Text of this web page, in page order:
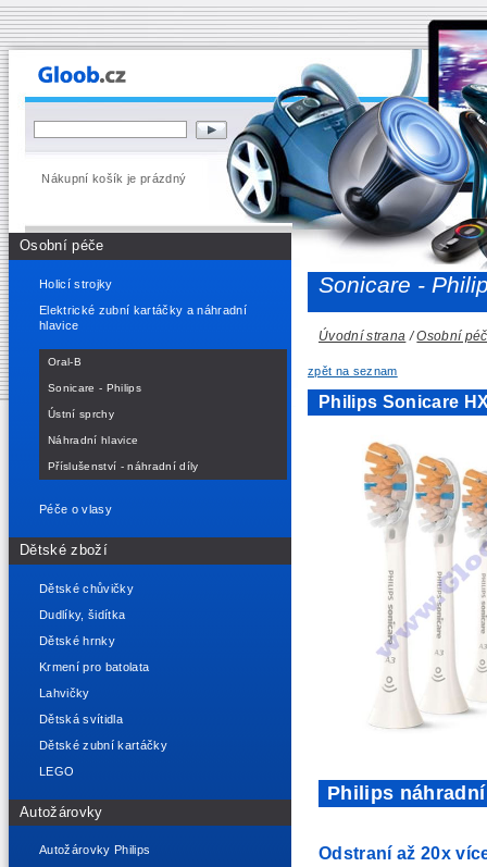
Nákupní košík je prázdný
Osobní péče
Holicí strojky
Elektrické zubní kartáčky a náhradní
hlavice
Oral-B
Sonicare - Philips
Ústní sprchy
Náhradní hlavice
Příslušenství - náhradní díly
Péče o vlasy
Dětské zboží
Dětské chůvičky
Dudlíky, šidítka
Dětské hrnky
Krmení pro batolata
Lahvičky
Dětská svítidla
Dětské zubní kartáčky
LEGO
Autožárovky
Autožárovky Philips
Sonicare -
Úvodní strana /Osobní
zpět na seznam
Philips Sonicare
Philips
Odstraní až 20x